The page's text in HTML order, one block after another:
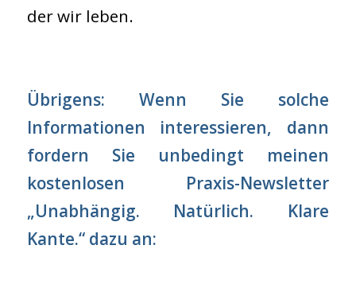
der wir leben.
Übrigens: Wenn Sie solche
Informationen interessieren, dann
fordern Sie unbedingt meinen
kostenlosen Praxis-Newsletter
„Unabhängig. Natürlich. Klare
Kante.“ dazu an: